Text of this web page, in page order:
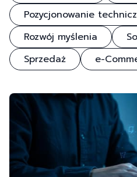
Pozycjonowanie
Rozwój myślenia
Sprzedaż
e-